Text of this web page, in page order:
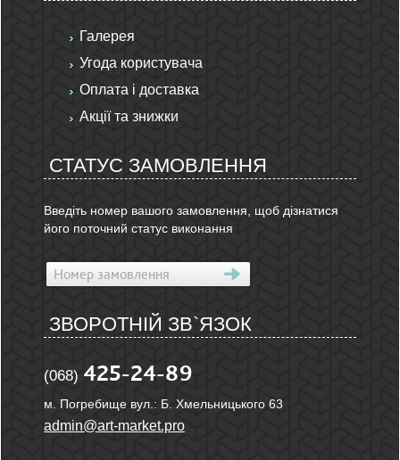
Галерея
Угода користувача
Оплата і доставка
Акції та знижки
СТАТУС ЗАМОВЛЕННЯ
Введіть номер вашого замовлення, щоб дізнатися
його поточний статус виконання
ЗВОРОТНІЙ ЗВ`ЯЗОК
(068) 425-24-89
м. Погребище вул.: Б. Хмельницького 63
admin@art-market.pro